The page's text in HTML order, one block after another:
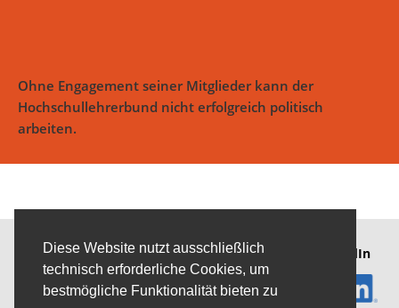
Diese Website nutzt ausschließlich
technisch erforderliche Cookies, um
bestmögliche Funktionalität bieten zu
Ohne Engagement seiner Mitglieder kann der
Hochschullehrerbund nicht erfolgreich politisch
arbeiten.
Mitglied von Mitglied von auf LinkedIn